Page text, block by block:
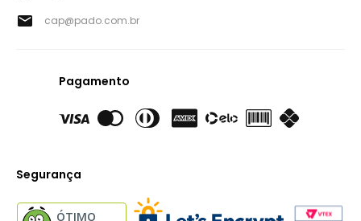
cap@pado.com.br
Pagamento
Segurança
ÓTIMO